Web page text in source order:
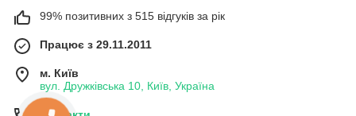
99% позитивних з 515 відгуків за рік
Працює з 29.11.2011
м. Київ
вул. Дружківська 10, Київ, Україна